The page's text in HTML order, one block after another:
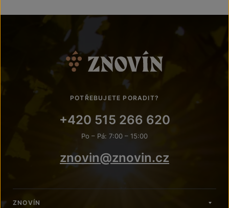
POTŘEBUJETE PORADIT?
+420 515 266 620
Po – Pá: 7:00 – 15:00
znovin@znovin.cz
ZNOVÍN